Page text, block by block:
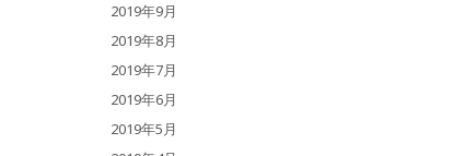
2019年9月
2019年8月
2019年7月
2019年6月
2019年5月